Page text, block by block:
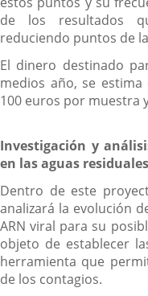
de los resultados
reduciendo puntos de
El dinero destinado
medios año, se
100 euros por muestra
Investigación y
en las aguas
Dentro de este
analizará la evolución
ARN viral para su
objeto de establecer
herramienta que
de los contagios.